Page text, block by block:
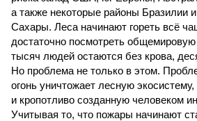
а также некоторые районы Бразилии
Сахары. Леса начинают гореть всё
достаточно посмотреть общемировую
тысяч людей остаются без крова,
Но проблема не только в этом.
огонь уничтожает лесную
и кропотливо созданную человеком
Учитывая то, что пожары начинают